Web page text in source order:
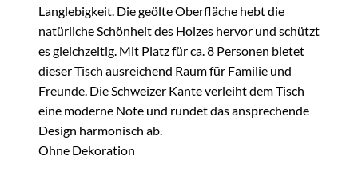
Langlebigkeit. Die geölte Oberfläche hebt die
natürliche Schönheit des Holzes hervor und schützt
es gleichzeitig. Mit Platz für ca. 8 Personen bietet
dieser Tisch ausreichend Raum für Familie und
Freunde. Die Schweizer Kante verleiht dem Tisch
eine moderne Note und rundet das ansprechende
Design harmonisch ab.
Ohne Dekoration